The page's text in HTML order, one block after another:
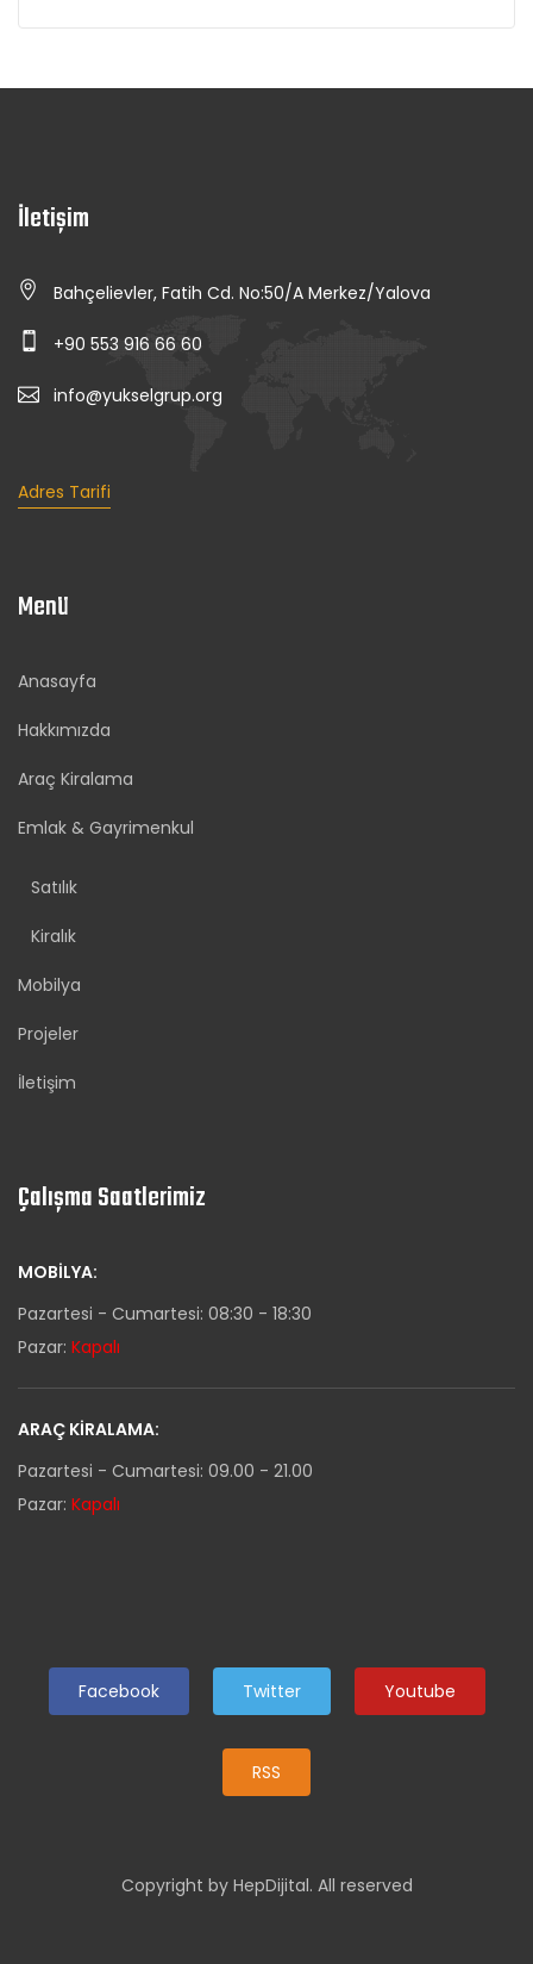
İletişim
Bahçelievler, Fatih Cd. No:50/A Merkez/Yalova
+90 553 916 66 60
info@yukselgrup.org
Adres Tarifi
Menü
Anasayfa
Hakkımızda
Araç Kiralama
Emlak & Gayrimenkul
Satılık
Kiralık
Mobilya
Projeler
İletişim
Çalışma Saatlerimiz
MOBILYA:
Pazartesi - Cumartesi: 08:30 - 18:30
Pazar: Kapalı
ARAÇ KIRALAMA:
Pazartesi - Cumartesi: 09.00 - 21.00
Pazar: Kapalı
Facebook Twitter Youtube
RSS
Copyright by HepDijital. All reserved